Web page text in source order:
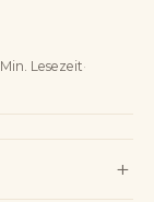
Min. Lesezeit·
+